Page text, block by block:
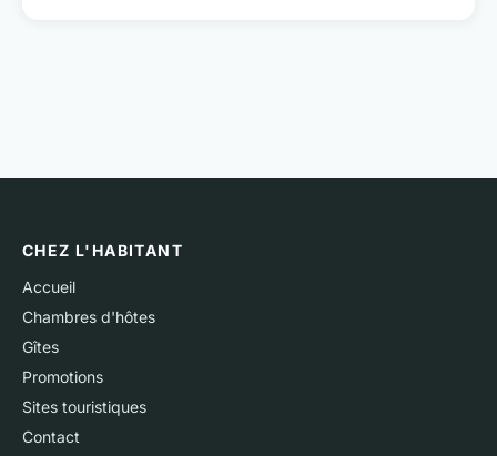
CHEZ L'HABITANT
Accueil
Chambres d'hôtes
Gîtes
Promotions
Sites touristiques
Contact